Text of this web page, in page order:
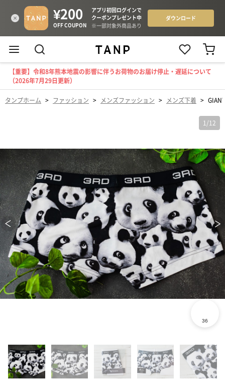
【重要】令和8年熊本地震の影響に伴うお荷物のお届け停止・遅延について
（2026年7月29日更新）
タンプホーム > ファッション > メンズファッション > メンズ下着 >
1 /12